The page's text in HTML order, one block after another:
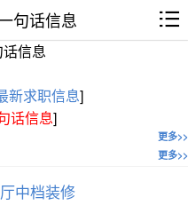
句话信息
信息
新求职信息]
话信息]
更多>>
更多>>
中档装修